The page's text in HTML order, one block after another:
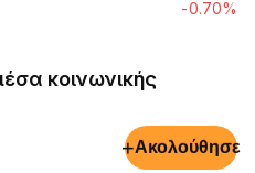
-0.70%
κοινωνικής
+Ακολούθησε